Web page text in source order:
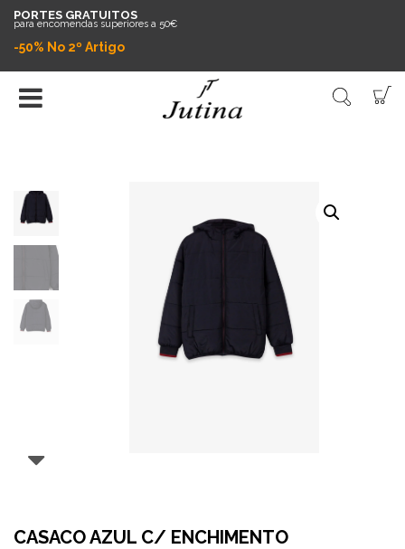
PORTES GRATUITOS
para encomendas superiores a 50€
-50% No 2º Artigo
CASACO AZUL C/ ENCHIMENTO